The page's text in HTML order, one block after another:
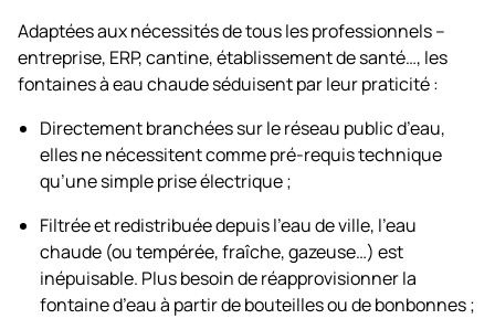
Adaptées aux nécessités de tous les professionnels –
entreprise, ERP, cantine, établissement de santé…, les
fontaines à eau chaude séduisent par leur praticité :
Directement branchées sur le réseau public d’eau,
elles ne nécessitent comme pré-requis technique
qu’une simple prise électrique ;
Filtrée et redistribuée depuis l’eau de ville, l’eau
chaude (ou tempérée, fraîche, gazeuse…) est
inépuisable. Plus besoin de réapprovisionner la
fontaine d’eau à partir de bouteilles ou de bonbonnes ;